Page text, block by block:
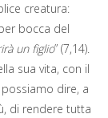
creatura:
bocca del
un figlio” (7,14).
sua vita, con il
dire, a
di rendere tutta